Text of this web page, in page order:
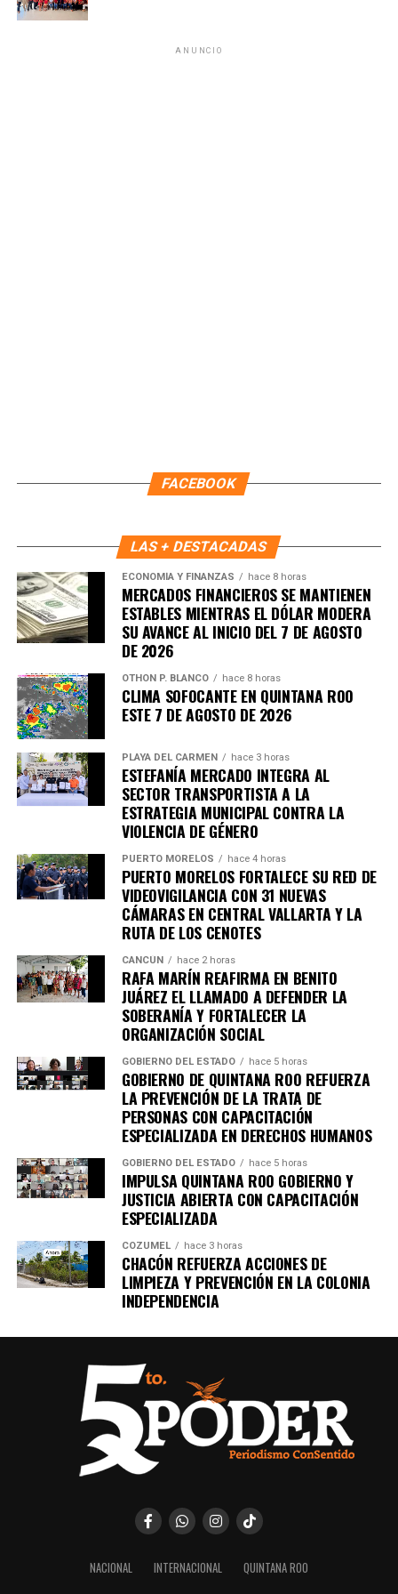
ANUNCIO
FACEBOOK
LAS + DESTACADAS
ECONOMÍA Y FINANZAS hace 8 horas
MERCADOS FINANCIEROS SE MANTIENEN
ESTABLES MIENTRAS EL DÓLAR MODERA
SU AVANCE AL INICIO DEL 7 DE AGOSTO
DE 2026
OTHON P. BLANCO hace 8 horas
CLIMA SOFOCANTE EN QUINTANA ROO
ESTE 7 DE AGOSTO DE 2026
PLAYA DEL CARMEN hace 3 horas
ESTEFANÍA MERCADO INTEGRA AL
SECTOR TRANSPORTISTA A LA
ESTRATEGIA MUNICIPAL CONTRA LA
VIOLENCIA DE GÉNERO
PUERTO MORELOS hace 4 horas
PUERTO MORELOS FORTALECE SU RED DE
VIDEOVIGILANCIA CON 31 NUEVAS
CÁMARAS EN CENTRAL VALLARTA Y LA
RUTA DE LOS CENOTES
CANCÚN hace 2 horas
RAFA MARÍN REAFIRMA EN BENITO
JUÁREZ EL LLAMADO A DEFENDER LA
SOBERANÍA Y FORTALECER LA
ORGANIZACIÓN SOCIAL
GOBIERNO DEL ESTADO hace 5 horas
GOBIERNO DE QUINTANA ROO REFUERZA
LA PREVENCIÓN DE LA TRATA DE
PERSONAS CON CAPACITACIÓN
ESPECIALIZADA EN DERECHOS HUMANOS
GOBIERNO DEL ESTADO hace 5 horas
IMPULSA QUINTANA ROO GOBIERNO Y
JUSTICIA ABIERTA CON CAPACITACIÓN
ESPECIALIZADA
COZUMEL hace 3 horas
CHACÓN REFUERZA ACCIONES DE
LIMPIEZA Y PREVENCIÓN EN LA COLONIA
INDEPENDENCIA
NACIONAL INTERNACIONAL QUINTANA ROO